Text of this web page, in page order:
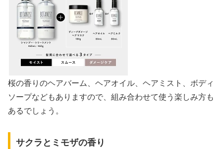
桜の香りのヘアバーム、ヘアオイル、ヘアミスト、ボディ
ソープなどもありますので、組み合わせて使う楽しみ方も
あるでしょう。
サクラとミモザの香り